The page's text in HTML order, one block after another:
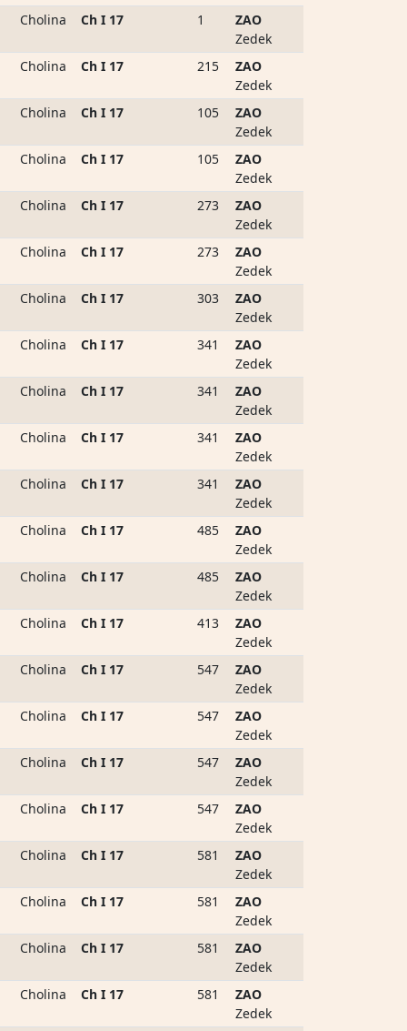
Cholina
Ch I 17 1
ZAO
Zedek
Cholina
Ch I 17 215
ZAO
Zedek
Cholina
Ch I 17 105
ZAO
Zedek
Cholina
Ch I 17 105
ZAO
Zedek
Cholina
Ch I 17 273
ZAO
Zedek
Cholina
Ch I 17 273
ZAO
Zedek
Cholina
Ch I 17 303
ZAO
Zedek
Cholina
Ch I 17 341
ZAO
Zedek
Cholina
Ch I 17 341
ZAO
Zedek
Cholina
Ch I 17 341
ZAO
Zedek
Cholina
Ch I 17 341
ZAO
Zedek
Cholina
Ch I 17 485
ZAO
Zedek
Cholina
Ch I 17 485
ZAO
Zedek
Cholina
Ch I 17 413
ZAO
Zedek
Cholina
Ch I 17 547
ZAO
Zedek
Cholina
Ch I 17 547
ZAO
Zedek
Cholina
Ch I 17 547
ZAO
Zedek
Cholina
Ch I 17 547
ZAO
Zedek
Cholina
Ch I 17 581
ZAO
Zedek
Cholina
Ch I 17 581
ZAO
Zedek
Cholina
Ch I 17 581
ZAO
Zedek
Cholina
Ch I 17 581
ZAO
Zedek